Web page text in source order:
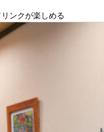
ンクが楽しめる